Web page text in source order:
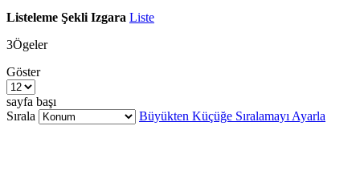
Listeleme Şekli Izgara Liste
3Ögeler
Göster
sayfa başı
Sırala
Büyükten Küçüğe Sıralamayı Ayarla